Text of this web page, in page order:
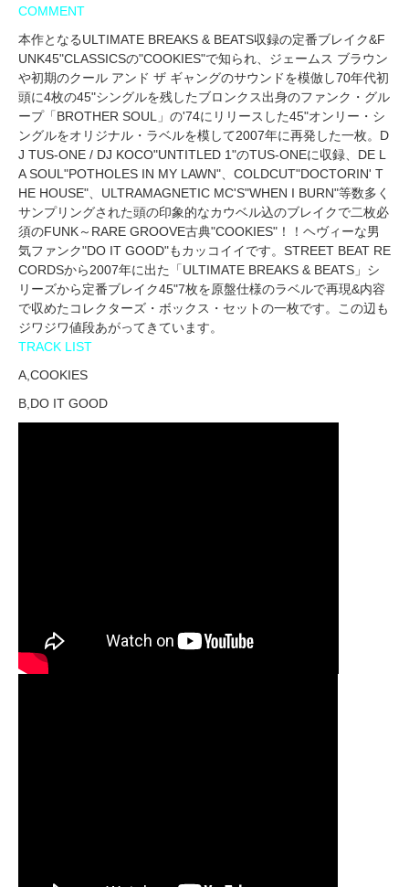
COMMENT
本作となるULTIMATE BREAKS & BEATS収録の定番ブレイク&F
UNK45"CLASSICSの"COOKIES"で知られ、ジェームス ブラウン
や初期のクール アンド ザ ギャングのサウンドを模倣し70年代初
頭に4枚の45"シングルを残したブロンクス出身のファンク・グル
ープ「BROTHER SOUL」の'74にリリースした45"オンリー・シ
ングルをオリジナル・ラベルを模して2007年に再発した一枚。D
J TUS-ONE / DJ KOCO"UNTITLED 1"のTUS-ONEに収録、DE L
A SOUL"POTHOLES IN MY LAWN"、COLDCUT"DOCTORIN' T
HE HOUSE"、ULTRAMAGNETIC MC'S"WHEN I BURN"等数多く
サンプリングされた頭の印象的なカウベル込のブレイクで二枚必
須のFUNK～RARE GROOVE古典"COOKIES"！！ヘヴィーな男
気ファンク"DO IT GOOD"もカッコイイです。STREET BEAT RE
CORDSから2007年に出た「ULTIMATE BREAKS & BEATS」シ
リーズから定番ブレイク45"7枚を原盤仕様のラベルで再現&内容
で収めたコレクターズ・ボックス・セットの一枚です。この辺も
ジワジワ値段あがってきています。
TRACK LIST
A,COOKIES
B,DO IT GOOD